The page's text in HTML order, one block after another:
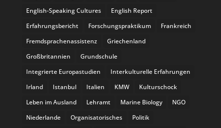
English-Speaking Cultures
English Report
Erfahrungsbericht
Forschungspraktikum
Frankreich
Fremdsprachenassistenz
Griechenland
Großbritannien
Grundschule
Integrierte Europastudien
Interkulturelle Erfahrungen
Irland
Istanbul Italien KMW
Kulturschock
Leben im Ausland
Lehramt Marine Biology
NGO
Niederlande
Organisatorisches Politik